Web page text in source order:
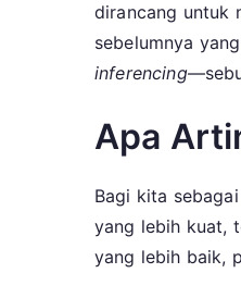
dirancang untuk
sebelumnya
inferencing
Apa
Bagi kita
yang lebih kuat,
yang lebih baik,